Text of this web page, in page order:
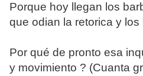
Porque hoy llegan los
que odian la retorica y
Por qué de pronto esa
y movimiento ? (Cuanta